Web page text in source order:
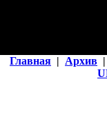
Главная | Архив |